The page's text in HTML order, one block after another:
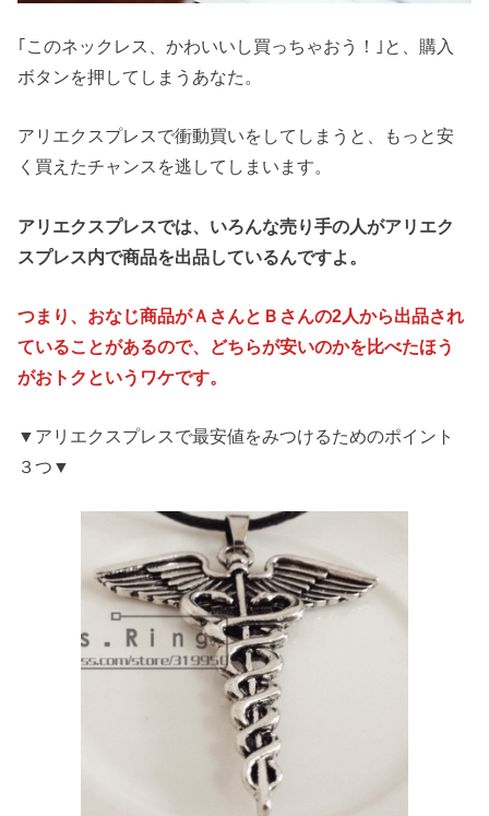
｢このネックレス、かわいいし買っちゃおう！｣と、購入
ボタンを押してしまうあなた。
アリエクスプレスで衝動買いをしてしまうと、もっと安
く買えたチャンスを逃してしまいます。
アリエクスプレスでは、いろんな売り手の人がアリエク
スプレス内で商品を出品しているんですよ。
つまり、おなじ商品がＡさんとＢさんの2人から出品され
ていることがあるので、どちらが安いのかを比べたほう
がおトクというワケです。
▼アリエクスプレスで最安値をみつけるためのポイント
３つ▼